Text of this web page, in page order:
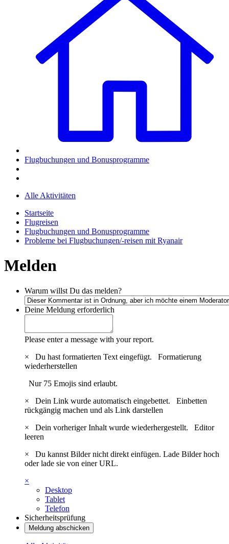
Flugbuchungen und Bonusprogramme
Alle Aktivitäten
Startseite
Flugreisen
Flugbuchungen und Bonusprogramme
Probleme bei Flugbuchungen/-reisen mit Ryanair
Melden
Warum willst Du das melden?
Deine Meldung erforderlich
Please enter a message with your report.
×
Du hast formatierten Text eingefügt. Formatierung
wiederherstellen
Nur 75 Emojis sind erlaubt.
×
Dein Link wurde automatisch eingebettet. Einbetten
rückgängig machen und als Link darstellen
×
Dein vorheriger Inhalt wurde wiederhergestellt. Editor
leeren
×
Du kannst Bilder nicht direkt einfügen. Lade Bilder hoch
oder lade sie von einer URL.
×
Desktop
Tablet
Telefon
Sicherheitsprüfung
Meldung abschicken